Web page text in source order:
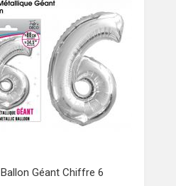
Ballon Géant Chiffre 6